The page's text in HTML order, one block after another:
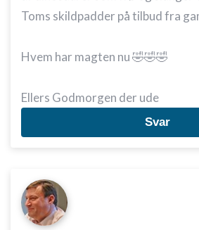
Toms skildpadder på tilbud fra
Hvem har magten nu 🤣🤣🤣
Ellers Godmorgen der ude
Svar